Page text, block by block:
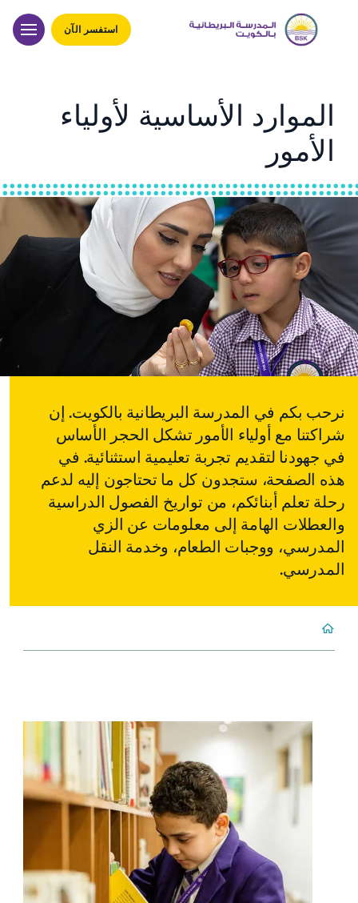
استفسر الآن
الموارد الأساسية لأولياء
الأمور
نرحب بكم في المدرسة البريطانية بالكويت. إن
شراكتنا مع أولياء الأمور تشكل الحجر الأساس
في جهودنا لتقديم تجربة تعليمية استثنائية. في
هذه الصفحة، ستجدون كل ما تحتاجون إليه لدعم
رحلة تعلم أبنائكم، من تواريخ الفصول الدراسية
والعطلات الهامة إلى معلومات عن الزي
المدرسي، ووجبات الطعام، وخدمة النقل
المدرسي.